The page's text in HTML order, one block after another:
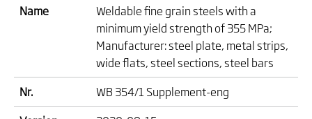
Name
Weldable fine grain steels with a
minimum yield strength of 355 MPa;
Manufacturer: steel plate, metal strips,
wide flats, steel sections, steel bars
Nr.
WB 354/1 Supplement-eng